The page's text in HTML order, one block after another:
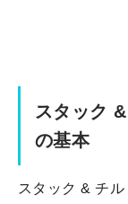
スタック
の基本
スタック & チ